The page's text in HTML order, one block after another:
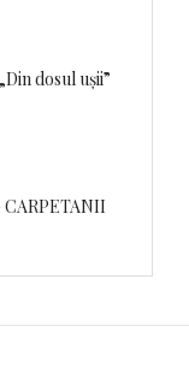
dosul ușii”